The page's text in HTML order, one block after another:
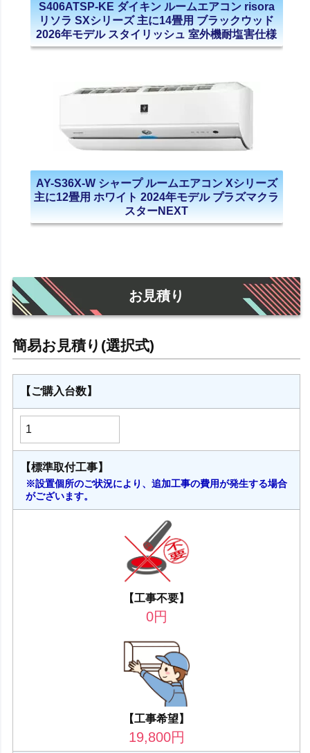
S406ATSP-KE ダイキン ルームエアコン risora
リソラ SXシリーズ 主に14畳用 ブラックウッド
2026年モデル スタイリッシュ 室外機耐塩害仕様
AY-S36X-W シャープ ルームエアコン Xシリーズ
主に12畳用 ホワイト 2024年モデル プラズマクラ
スターNEXT
お見積り
【ご購入台数】
【標準取付工事】
※設置個所のご状況により、追加工事の費用が発生する場合
がございます。
【工事不要】
0円
【工事希望】
19,800円